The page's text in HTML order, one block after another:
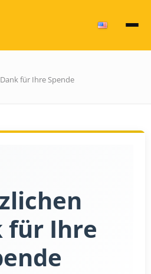
für Ihre Spende
für Ihre